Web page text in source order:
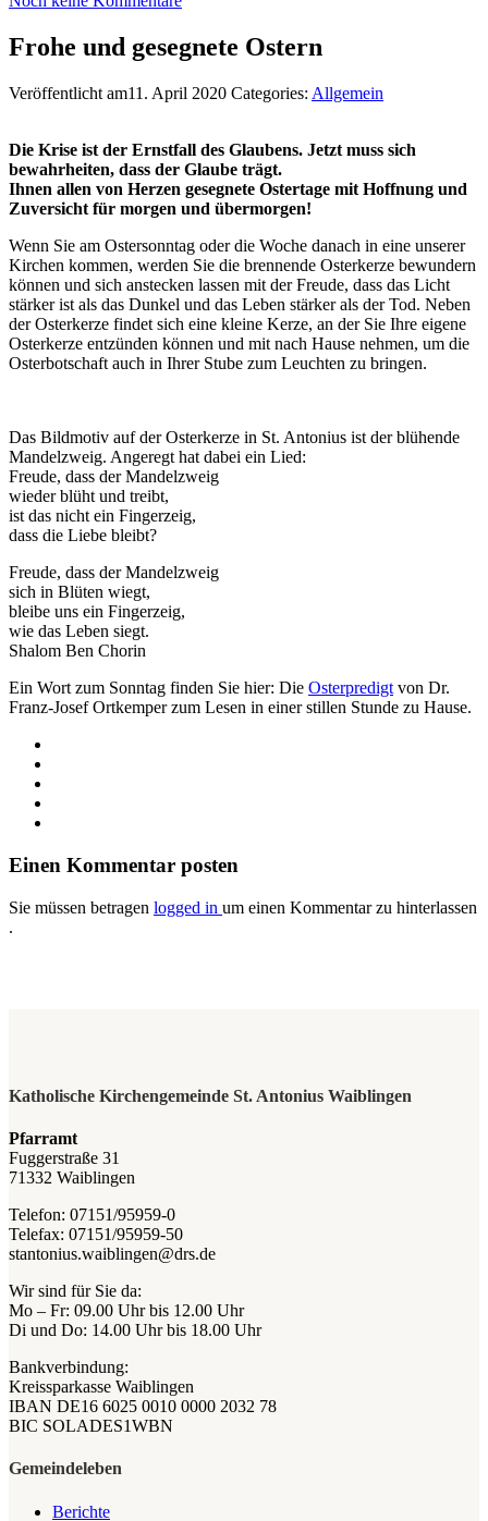
Frohe und gesegnete Ostern
Veröffentlicht am11. April 2020 Categories: Allgemein
Die Krise ist der Ernstfall des Glaubens. Jetzt muss sich
bewahrheiten, dass der Glaube trägt.
Ihnen allen von Herzen gesegnete Ostertage mit Hoffnung und
Zuversicht für morgen und übermorgen!
Wenn Sie am Ostersonntag oder die Woche danach in eine unserer
Kirchen kommen, werden Sie die brennende Osterkerze bewundern
können und sich anstecken lassen mit der Freude, dass das Licht
stärker ist als das Dunkel und das Leben stärker als der Tod. Neben
der Osterkerze findet sich eine kleine Kerze, an der Sie Ihre eigene
Osterkerze entzünden können und mit nach Hause nehmen, um die
Osterbotschaft auch in Ihrer Stube zum Leuchten zu bringen.
Das Bildmotiv auf der Osterkerze in St. Antonius ist der blühende
Mandelzweig. Angeregt hat dabei ein Lied:
Freude, dass der Mandelzweig
wieder blüht und treibt,
ist das nicht ein Fingerzeig,
dass die Liebe bleibt?
Freude, dass der Mandelzweig
sich in Blüten wiegt,
bleibe uns ein Fingerzeig,
wie das Leben siegt.
Shalom Ben Chorin
Ein Wort zum Sonntag finden Sie hier: Die Osterpredigt von Dr.
Franz-Josef Ortkemper zum Lesen in einer stillen Stunde zu Hause.
Einen Kommentar posten
Sie müssen betragen logged in um einen Kommentar zu hinterlassen
.
Katholische Kirchengemeinde St. Antonius Waiblingen
Pfarramt
Fuggerstraße 31
71332 Waiblingen
Telefon: 07151/95959-0
Telefax: 07151/95959-50
stantonius.waiblingen@drs.de
Wir sind für Sie da:
Mo – Fr: 09.00 Uhr bis 12.00 Uhr
Di und Do: 14.00 Uhr bis 18.00 Uhr
Bankverbindung:
Kreissparkasse Waiblingen
IBAN DE16 6025 0010 0000 2032 78
BIC SOLADES1WBN
Gemeindeleben
Berichte